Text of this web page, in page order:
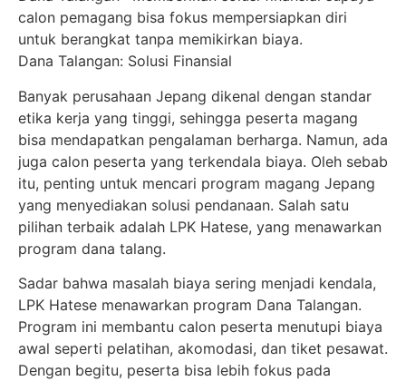
calon pemagang bisa fokus mempersiapkan diri
untuk berangkat tanpa memikirkan biaya.
Dana Talangan: Solusi Finansial
Banyak perusahaan Jepang dikenal dengan standar
etika kerja yang tinggi, sehingga peserta magang
bisa mendapatkan pengalaman berharga. Namun, ada
juga calon peserta yang terkendala biaya. Oleh sebab
itu, penting untuk mencari program magang Jepang
yang menyediakan solusi pendanaan. Salah satu
pilihan terbaik adalah LPK Hatese, yang menawarkan
program dana talang.
Sadar bahwa masalah biaya sering menjadi kendala,
LPK Hatese menawarkan program Dana Talangan.
Program ini membantu calon peserta menutupi biaya
awal seperti pelatihan, akomodasi, dan tiket pesawat.
Dengan begitu, peserta bisa lebih fokus pada